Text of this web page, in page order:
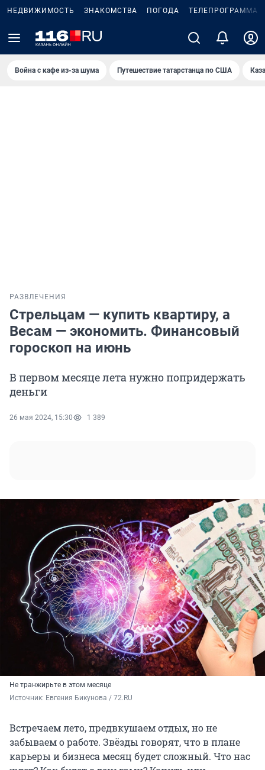
НЕДВИЖИМОСТЬ ЗНАКОМСТВА ПОГОДА ТЕЛЕПРОГРАММА
Война с кафе из-за шума Путешествие татарстанца по США
РАЗВЛЕЧЕНИЯ
Стрельцам — купить квартиру, а
Весам — экономить. Финансовый
гороскоп на июнь
В первом месяце лета нужно попридержать
деньги
26 мая 2024, 15:30 1 389
Не транжирьте в этом месяце
Источник: Евгения Бикунова / 72.RU
Встречаем лето, предвкушаем отдых, но не
забываем о работе. Звёзды говорят, что в плане
карьеры и бизнеса месяц будет сложный. Что нас